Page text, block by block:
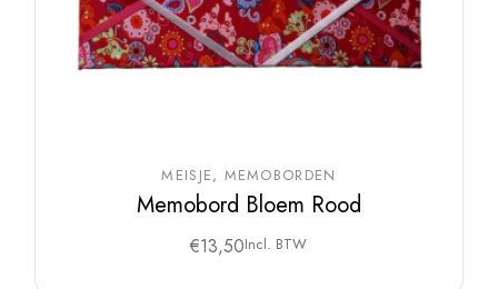
MEISJE MEMOBORDEN
Memobord Bloem Rood
€13,50Incl. BTW